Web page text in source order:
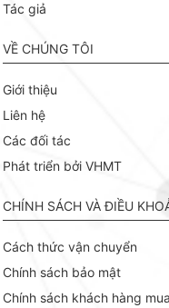
Tác giả
VỀ CHÚNG TÔI
Giới thiệu
Liên hệ
Các đối tác
Phát triển bởi VHMT
CHÍNH SÁCH VÀ ĐIỀU
Cách thức vận chuyển
Chính sách bảo mật
Chính sách khách hàng